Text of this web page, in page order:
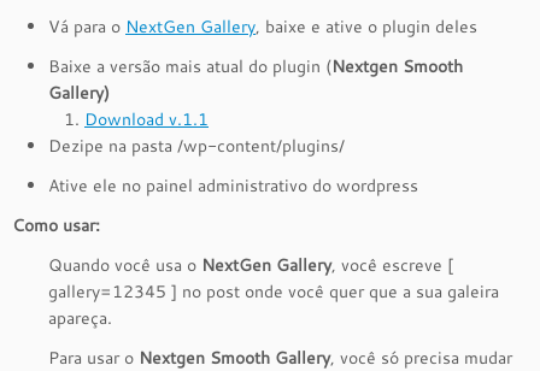
Vá para o NextGen Gallery, baixe e ative o plugin deles
Baixe a versão mais atual do plugin (Nextgen Smooth
Gallery)
Download v.1.1
Dezipe na pasta /wp-content/plugins/
Ative ele no painel administrativo do wordpress
Como usar:
Quando você usa o NextGen Gallery, você escreve [
gallery=12345 ] no post onde você quer que a sua galeira
apareça.
Para usar o Nextgen Smooth Gallery, você só precisa mudar